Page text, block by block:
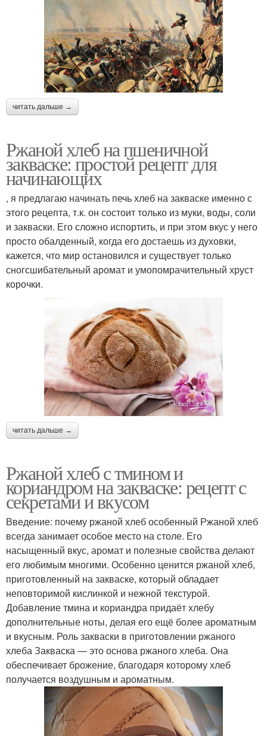
читать дальше →
Ржаной хлеб на пшеничной
закваске: простой рецепт для
начинающих
, я предлагаю начинать печь хлеб на закваске именно с
этого рецепта, т.к. он состоит только из муки, воды, соли
и закваски. Его сложно испортить, и при этом вкус у него
просто обалденный, когда его достаешь из духовки,
кажется, что мир остановился и существует только
сногсшибательный аромат и умопомрачительный хруст
корочки.
читать дальше →
Ржаной хлеб с тмином и
кориандром на закваске: рецепт с
секретами и вкусом
Введение: почему ржаной хлеб особенный Ржаной хлеб
всегда занимает особое место на столе. Его
насыщенный вкус, аромат и полезные свойства делают
его любимым многими. Особенно ценится ржаной хлеб,
приготовленный на закваске, который обладает
неповторимой кислинкой и нежной текстурой.
Добавление тмина и кориандра придаёт хлебу
дополнительные ноты, делая его ещё более ароматным
и вкусным. Роль закваски в приготовлении ржаного
хлеба Закваска — это основа ржаного хлеба. Она
обеспечивает брожение, благодаря которому хлеб
получается воздушным и ароматным.